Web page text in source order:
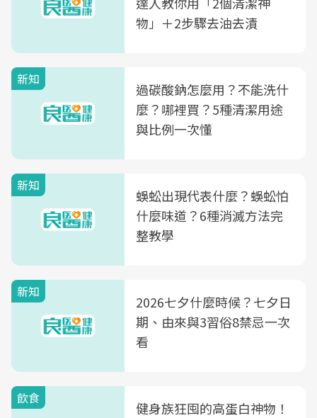
物」＋2步驟去油去漬
新知
過碳酸鈉怎麼用？不能洗什
麼？哪裡買？5種清潔用途
與比例一次懂
新知
蜈蚣出現代表什麼？蜈蚣怕
什麼味道？6種消滅方法完
整教學
新知
2026七夕什麼時候？七夕日
期、由來與3習俗8禁忌一次
看
飲食
健身族狂囤的高蛋白神物！